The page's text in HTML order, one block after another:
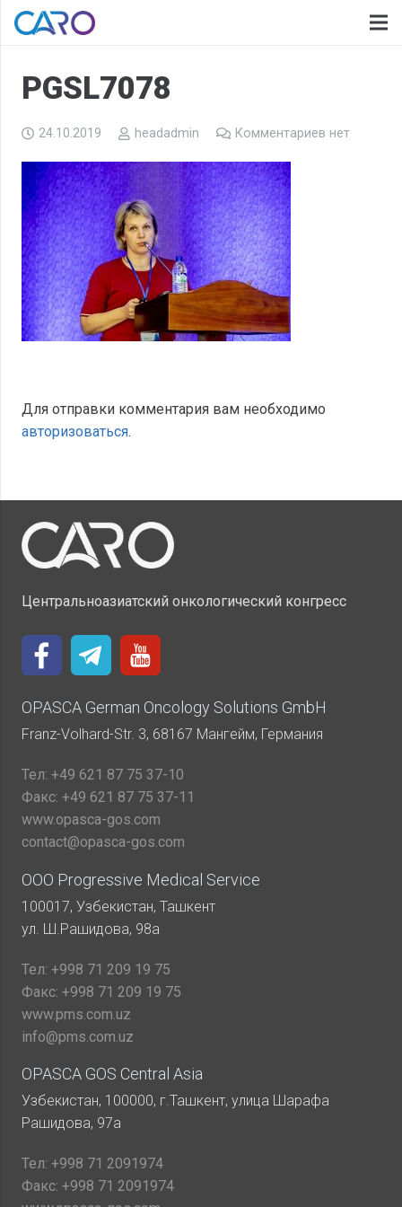
PGSL7078
24.10.2019 headadmin Комментариев нет
Для отправки комментария вам необходимо
авторизоваться.
Центральноазиатский онкологический конгресс
OPASCA German Oncology Solutions GmbH
Franz-Volhard-Str. 3, 68167 Мангейм, Германия
Тел: +49 621 87 75 37-10
Факс: +49 621 87 75 37-11
www.opasca-gos.com
contact@opasca-gos.com
ООО Progressive Medical Service
100017, Узбекистан, Ташкент
ул. Ш.Рашидова, 98а
Тел: +998 71 209 19 75
Факс: +998 71 209 19 75
www.pms.com.uz
info@pms.com.uz
OPASCA GOS Central Asia
Узбекистан, 100000, г.Ташкент, улица Шарафа
Рашидова, 97а
Тел: +998 71 2091974
Факс: +998 71 2091974